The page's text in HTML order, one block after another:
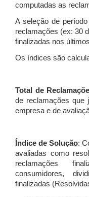
computadas as
A seleção de
reclamações (ex: 30
finalizadas nos
Os índices são
Total de
de reclamações que
empresa e de
Índice de Solução:
avaliadas como
reclamações
consumidores,
finalizadas